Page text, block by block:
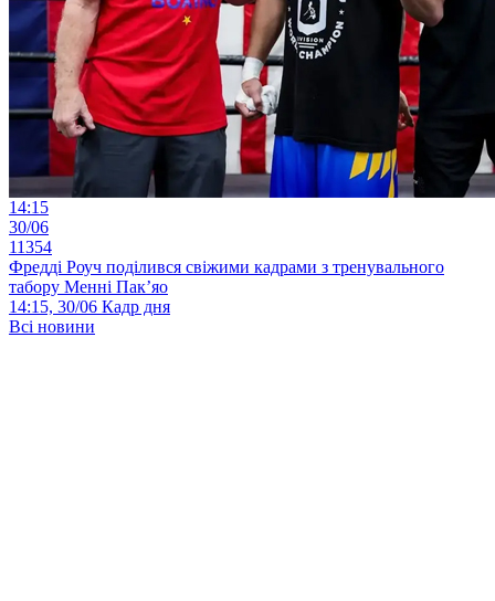
14:15
30/06
11354
Фредді Роуч поділився свіжими кадрами з тренувального
табору Менні Пак’яо
14:15, 30/06 Кадр дня
Всі новини